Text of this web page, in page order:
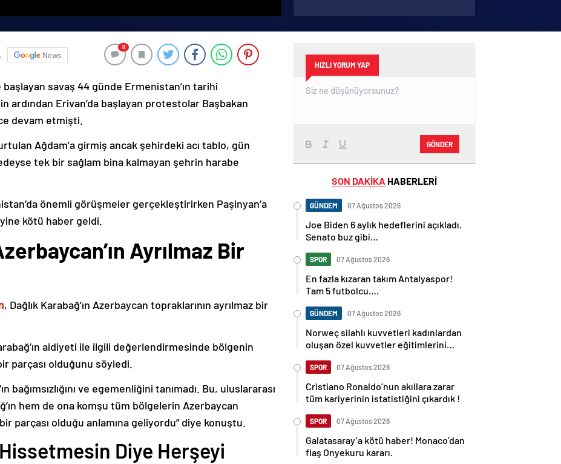
Annelik duygusunun
ortak tanımı
başlık.
News
0
başlayan savaş 44 günde Ermenistan’ın tarihi
ardından Erivan’da başlayan protestolar Başbakan
devam etmişti.
Ağdam’a girmiş ancak şehirdeki acı tablo, gün
tek bir sağlam bina kalmayan şehrin harabe
önemli görüşmeler gerçekleştirirken Paşinyan’a
yine kötü haber geldi.
Ayrılmaz Bir
, Dağlık Karabağ’ın Azerbaycan topraklarının ayrılmaz bir
aidiyeti ile ilgili değerlendirmesinde bölgenin
parçası olduğunu söyledi.
bağımsızlığını ve egemenliğini tanımadı. Bu, uluslararası
hem de ona komşu tüm bölgelerin Azerbaycan
parçası olduğu anlamına geliyordu” diye konuştu.
Diye Herşeyi
HIZLI YORUM YAP
GÖNDER
SON DAKİKA HABERLERİ
GÜNDEM 07 Ağustos 2026
Joe Biden 6 aylık hedeflerini açıkladı.
Senato buz gibi…
SPOR 07 Ağustos 2026
En fazla kızaran takım Antalyaspor!
Tam 5 futbolcu….
GÜNDEM 07 Ağustos 2026
Norweç silahlı kuvvetleri kadınlardan
oluşan özel kuvvetler eğitimlerini
SPOR 07 Ağustos 2026
Cristiano Ronaldo’nun akıllara zarar
tüm kariyerinin istatistiğini çıkardık !
SPOR 07 Ağustos 2026
Galatasaray’a kötü haber! Monaco’dan
flaş Onyekuru kararı.